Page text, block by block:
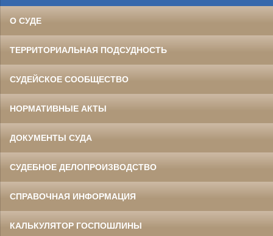
О СУДЕ
ТЕРРИТОРИАЛЬНАЯ ПОДСУДНОСТЬ
СУДЕЙСКОЕ СООБЩЕСТВО
НОРМАТИВНЫЕ АКТЫ
ДОКУМЕНТЫ СУДА
СУДЕБНОЕ ДЕЛОПРОИЗВОДСТВО
СПРАВОЧНАЯ ИНФОРМАЦИЯ
КАЛЬКУЛЯТОР ГОСПОШЛИНЫ